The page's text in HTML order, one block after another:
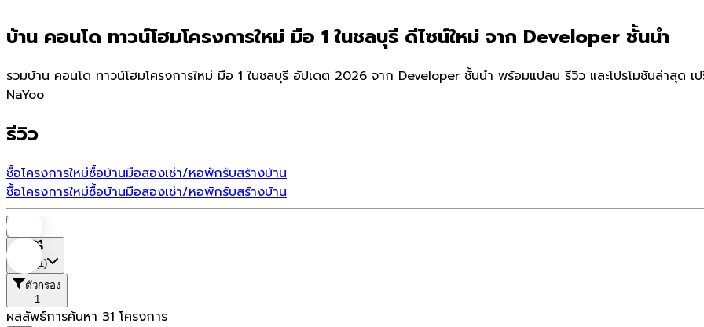
บ้าน คอนโด ทาวน์โฮมโครงการใหม่ มือ 1 ในชลบุรี ดีไซน์ใหม่ จาก Developer ชั้นนำ
รวมบ้าน คอนโด ทาวน์โฮมโครงการใหม่ มือ 1 ในชลบุรี อัปเดต 2026 จาก Developer ชั้นนำ พร้อมแปลน รีวิว และโปรโมชันล่าสุด เ
NaYoo
รีวิว
ซื้อโครงการใหม่ซื้อบ้านมือสองเช่า/หอพักรับสร้างบ้าน
ซื้อโครงการใหม่ซื้อบ้านมือสองเช่า/หอพักรับสร้างบ้าน
(1)
ตัวกรอง
1
ผลลัพธ์การค้นหา 31 โครงการ